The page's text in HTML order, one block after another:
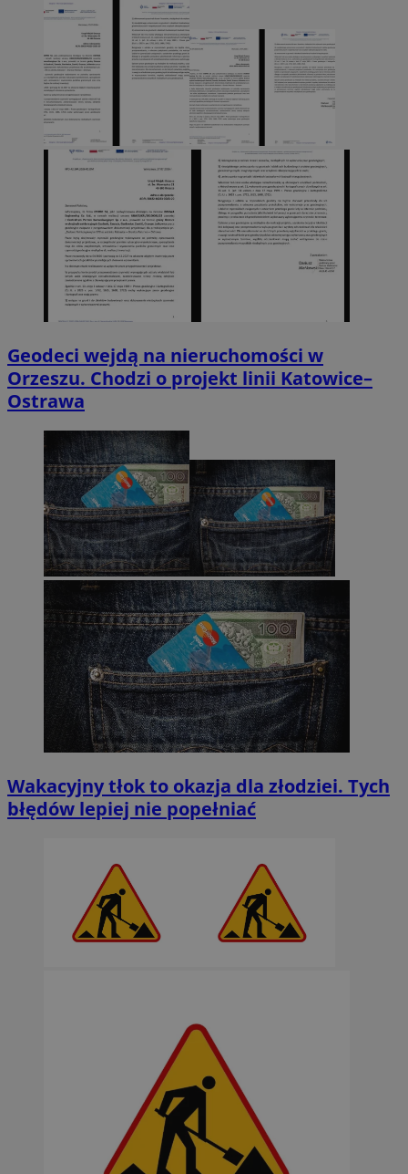
Geodeci wejdą na nieruchomości w
Orzeszu. Chodzi o projekt linii Katowice–
Ostrawa
Wakacyjny tłok to okazja dla złodziei. Tych
błędów lepiej nie popełniać